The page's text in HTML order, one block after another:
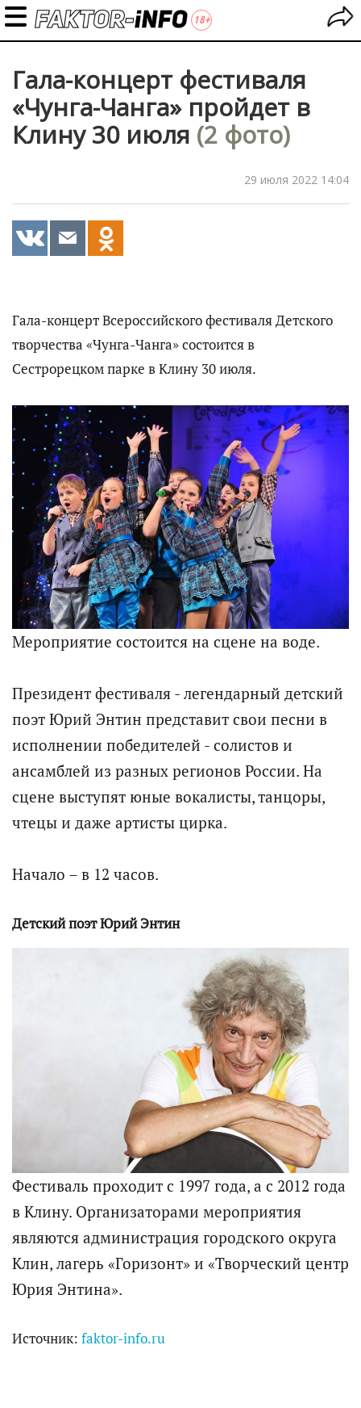
Гала-концерт фестиваля
«Чунга-Чанга» пройдет в
Клину 30 июля (2 фото)
29 июля 2022 14:04
Гала-концерт Всероссийского фестиваля Детского
творчества «Чунга-Чанга» состоится в
Сестрорецком парке в Клину 30 июля.
Мероприятие состоится на сцене на воде.
Президент фестиваля - легендарный детский
поэт Юрий Энтин представит свои песни в
исполнении победителей - солистов и
ансамблей из разных регионов России. На
сцене выступят юные вокалисты, танцоры,
чтецы и даже артисты цирка.
Начало – в 12 часов.
Детский поэт Юрий Энтин
Фестиваль проходит с 1997 года, а с 2012 года
в Клину. Организаторами мероприятия
являются администрация городского округа
Клин, лагерь «Горизонт» и «Творческий центр
Юрия Энтина».
Источник: faktor-info.ru